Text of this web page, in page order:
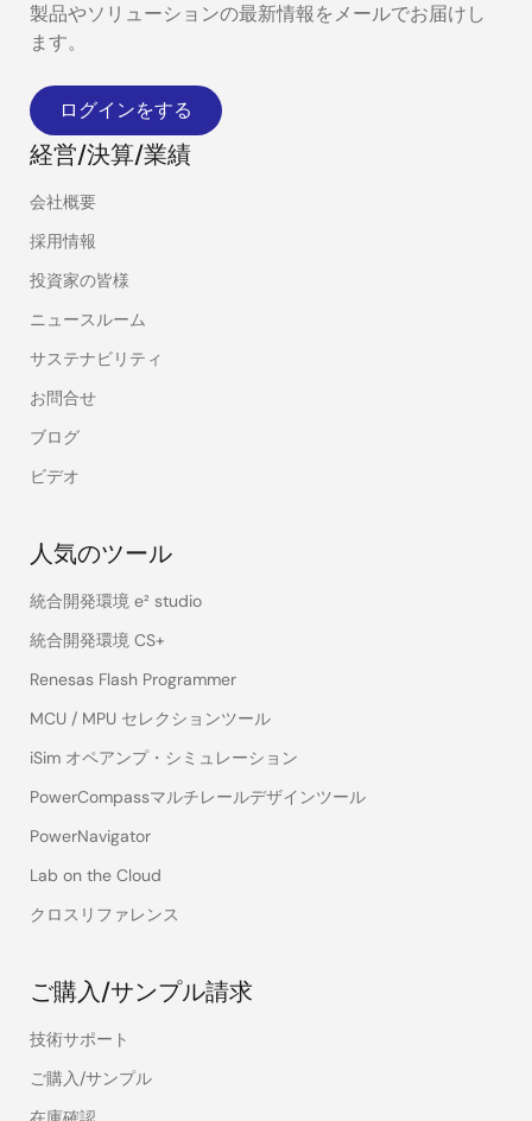
製品やソリューションの最新情報をメールでお届けし
ます。
ログインをする
経営/決算/業績
会社概要
採用情報
投資家の皆様
ニュースルーム
サステナビリティ
お問合せ
ブログ
ビデオ
人気のツール
統合開発環境 e² studio
統合開発環境 CS+
Renesas Flash Programmer
MCU / MPU セレクションツール
iSim オペアンプ・シミュレーション
PowerCompassマルチレールデザインツール
PowerNavigator
Lab on the Cloud
クロスリファレンス
ご購入/サンプル請求
技術サポート
ご購入/サンプル